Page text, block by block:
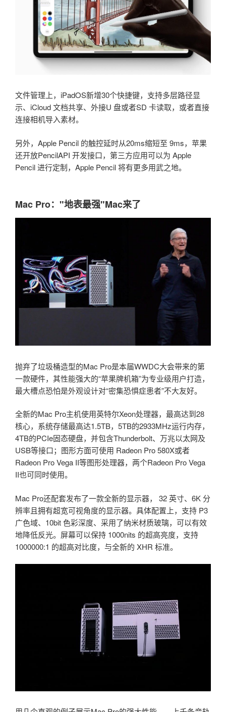
文件管理上，iPadOS新增30个快捷键，支持多层路径显
示、iCloud 文档共享、外接U 盘或者SD 卡读取，或者直接
连接相机导入素材。
另外，Apple Pencil 的触控延时从20ms缩短至 9ms，苹果
还开放PencilAPI 开发接口，第三方应用可以为 Apple
Pencil 进行定制，Apple Pencil 将有更多用武之地。
Mac Pro："地表最强"Mac来了
抛弃了垃圾桶造型的Mac Pro是本届WWDC大会带来的第
一款硬件，其性能强大的“苹果牌机箱”为专业级用户打造，
最大槽点恐怕是外观设计对“密集恐惧症患者”不大友好。
全新的Mac Pro主机使用英特尔Xeon处理器，最高达到28
核心，系统存储最高达1.5TB，5TB的2933MHz运行内存，
4TB的PCIe固态硬盘，并包含Thunderbolt、万兆以太网及
USB等接口；图形方面可使用 Radeon Pro 580X或者
Radeon Pro Vega II等图形处理器，两个Radeon Pro Vega
II也可同时使用。
Mac Pro还配套发布了一款全新的显示器， 32 英寸、6K 分
辨率且拥有超宽可视角度的显示器。具体配置上，支持 P3
广色域、10bit 色彩深度、采用了纳米材质玻璃，可以有效
地降低反光。屏幕可以保持 1000nits 的超高亮度，支持
1000000:1 的超高对比度，与全新的 XHR 标准。